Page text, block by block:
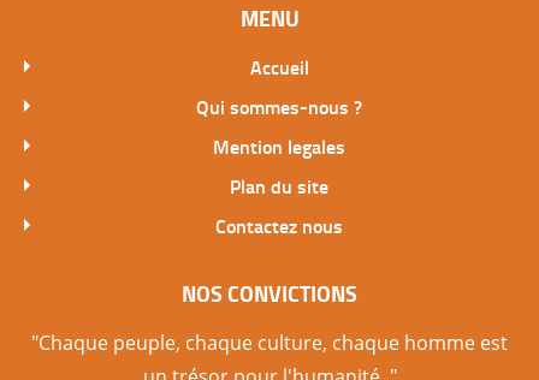
MENU
Accueil
Qui sommes-nous ?
Mention legales
Plan du site
Contactez nous
NOS CONVICTIONS
"Chaque peuple, chaque culture, chaque homme est